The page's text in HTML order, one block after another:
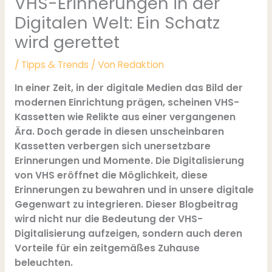
Digitalen Welt: Ein Schatz
wird gerettet
/ Tipps & Trends / Von Redaktion
In einer Zeit, in der digitale Medien das Bild der
modernen Einrichtung prägen, scheinen VHS-
Kassetten wie Relikte aus einer vergangenen
Ära. Doch gerade in diesen unscheinbaren
Kassetten verbergen sich unersetzbare
Erinnerungen und Momente. Die Digitalisierung
von VHS eröffnet die Möglichkeit, diese
Erinnerungen zu bewahren und in unsere digitale
Gegenwart zu integrieren. Dieser Blogbeitrag
wird nicht nur die Bedeutung der VHS-
Digitalisierung aufzeigen, sondern auch deren
Vorteile für ein zeitgemäßes Zuhause
beleuchten.